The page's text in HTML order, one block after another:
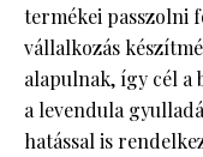
termékei passzolni
vállalkozás
alapulnak, így cél a
a levendula
hatással is